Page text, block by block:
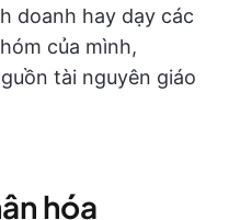
doanh hay dạy các
của mình,
tài nguyên giáo
hóa